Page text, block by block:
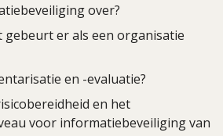
over?
gebeurt er als een organisatie
en -evaluatie?
en het
voor informatiebeveiliging van